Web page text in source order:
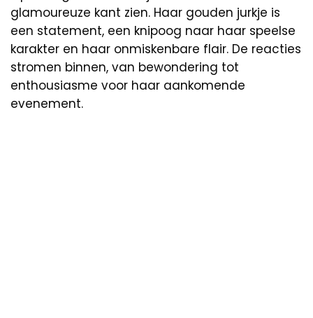
glamoureuze kant zien. Haar gouden jurkje is
een statement, een knipoog naar haar speelse
karakter en haar onmiskenbare flair. De reacties
stromen binnen, van bewondering tot
enthousiasme voor haar aankomende
evenement.